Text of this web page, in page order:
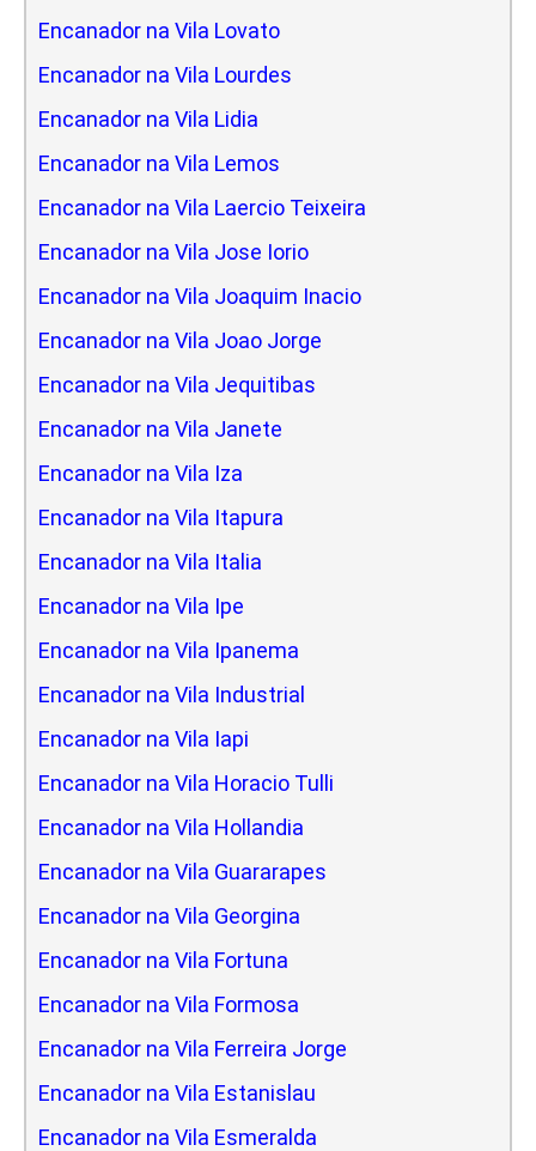
Encanador na Vila Lovato
Encanador na Vila Lourdes
Encanador na Vila Lidia
Encanador na Vila Lemos
Encanador na Vila Laercio Teixeira
Encanador na Vila Jose Iorio
Encanador na Vila Joaquim Inacio
Encanador na Vila Joao Jorge
Encanador na Vila Jequitibas
Encanador na Vila Janete
Encanador na Vila Iza
Encanador na Vila Itapura
Encanador na Vila Italia
Encanador na Vila Ipe
Encanador na Vila Ipanema
Encanador na Vila Industrial
Encanador na Vila Iapi
Encanador na Vila Horacio Tulli
Encanador na Vila Hollandia
Encanador na Vila Guararapes
Encanador na Vila Georgina
Encanador na Vila Fortuna
Encanador na Vila Formosa
Encanador na Vila Ferreira Jorge
Encanador na Vila Estanislau
Encanador na Vila Esmeralda